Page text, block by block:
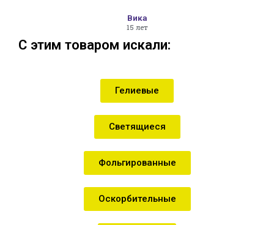
Вика
15 лет
С этим товаром искали:
Гелиевые
Светящиеся
Фольгированные
Оскорбительные